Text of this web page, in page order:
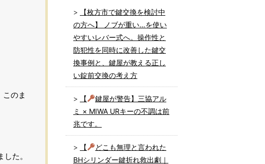
のま
た。
【枚方市で鍵交換を検討中
の方へ】 ノブが重い…を使い
やすいレバー式へ。操作性と
防犯性を同時に改善した鍵交
換事例と、鍵屋が教える正し
い錠前交換の考え方
【
鍵屋が警告】三協アル
ミ × MIWA URキーの不調は前
兆です。
【
どこも無理と言われた
BHシリンダー鍵折れ救出劇｜